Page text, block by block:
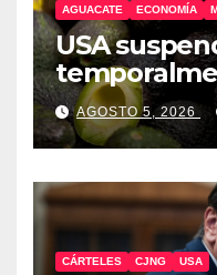
AGUACATE ECONOMÍA
USA
michoacano
AGOSTO 5, 2026
CÁRTELES CJNG USA